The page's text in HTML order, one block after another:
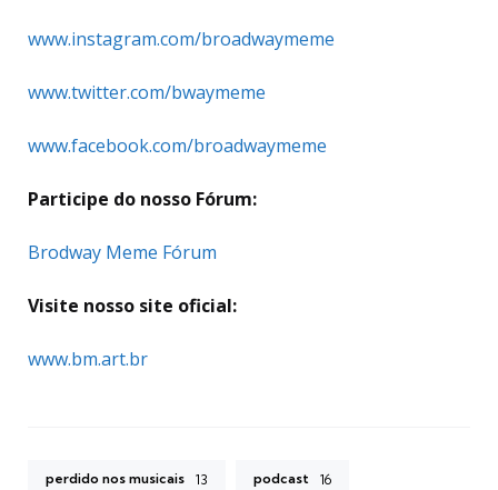
www.instagram.com/broadwaymeme
www.twitter.com/bwaymeme
www.facebook.com/broadwaymeme
Participe do nosso Fórum:
Brodway Meme Fórum
Visite nosso site oficial:
www.bm.art.br
perdido nos musicais 13 podcast 16